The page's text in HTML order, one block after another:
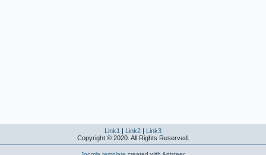
Link1 | Link2 | Link3
Copyright © 2020. All Rights Reserved.